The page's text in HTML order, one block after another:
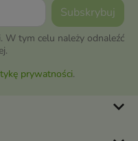
W tym celu należy odnaleźć
prywatności.
keyboard_arrow_down